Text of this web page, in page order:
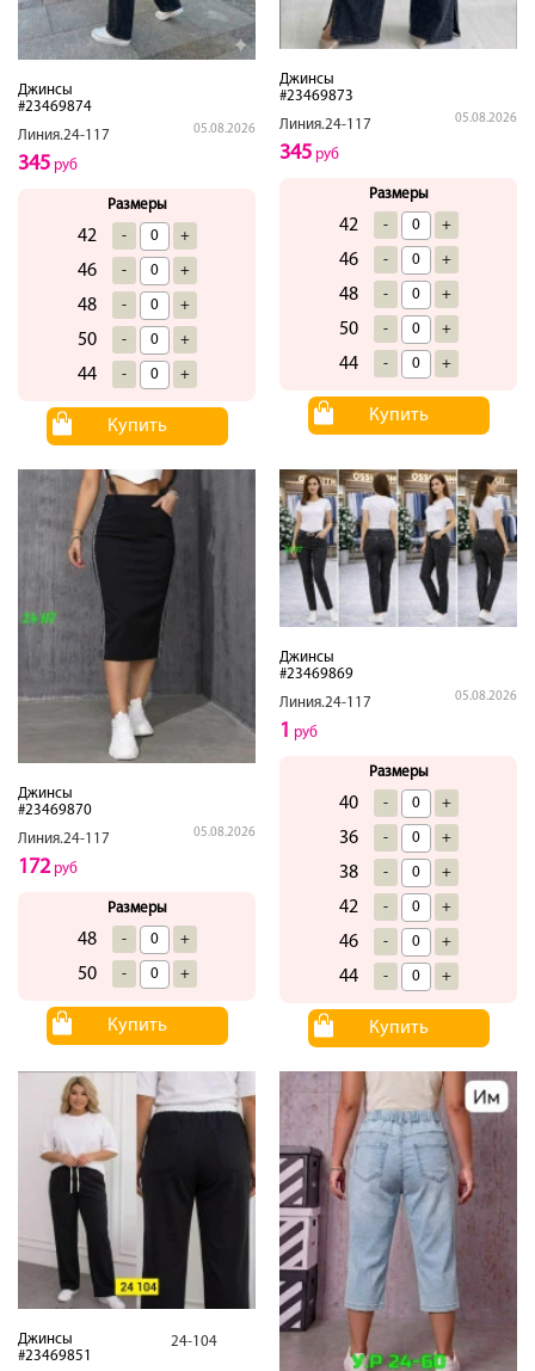
Джинсы
#23469874
Линия.24-117
05.08.2026
345 руб
Размеры
42 - +
46 - +
48 - +
50 - +
44 - +
Купить
Джинсы
#23469873
Линия.24-117
05.08.2026
345 руб
Размеры
42 - +
46 - +
48 - +
50 - +
44 - +
Купить
Джинсы
#23469870
Линия.24-117
05.08.2026
172руб
Размеры
48 - +
50 - +
Купить
Джинсы
#23469869
Линия.24-117
05.08.2026
1 руб
Размеры
40 - +
36 - +
38 - +
42 - +
46 - +
44 - +
Купить
Джинсы
#23469851
24-104